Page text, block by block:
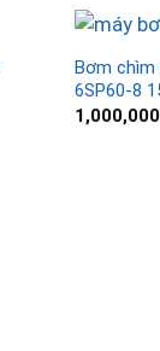
Bơm chìm
6SP60-8
1,000,000